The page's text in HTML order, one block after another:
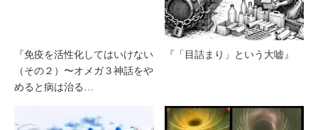
『免疫を活性化してはいけない
（その２）〜オメガ３神話をや
めると病は治る…
『「目詰まり」という大嘘』